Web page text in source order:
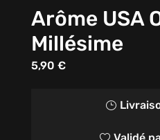
Arôme USA
Millésime
5,90 €
}
 Validé